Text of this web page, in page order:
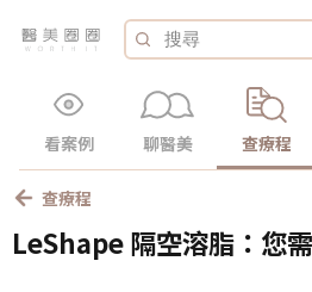
看案例 聊醫美 查療程
查療程
LeShape 隔空溶脂：您